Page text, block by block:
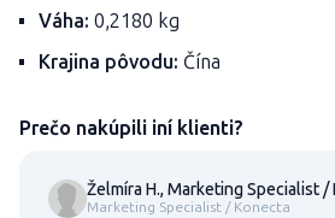
Váha: 0,2180 kg
Krajina pôvodu: Čína
Prečo nakúpili iní klienti?
Želmíra H., Marketing Specialist /
Marketing Specialist / Konecta